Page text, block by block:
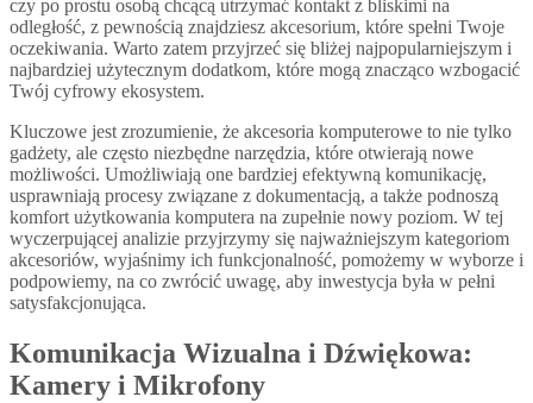
czy po prostu osobą chcącą utrzymać kontakt z bliskimi na
odległość, z pewnością znajdziesz akcesorium, które spełni Twoje
oczekiwania. Warto zatem przyjrzeć się bliżej najpopularniejszym i
najbardziej użytecznym dodatkom, które mogą znacząco wzbogacić
Twój cyfrowy ekosystem.
Kluczowe jest zrozumienie, że akcesoria komputerowe to nie tylko
gadżety, ale często niezbędne narzędzia, które otwierają nowe
możliwości. Umożliwiają one bardziej efektywną komunikację,
usprawniają procesy związane z dokumentacją, a także podnoszą
komfort użytkowania komputera na zupełnie nowy poziom. W tej
wyczerpującej analizie przyjrzymy się najważniejszym kategoriom
akcesoriów, wyjaśnimy ich funkcjonalność, pomożemy w wyborze i
podpowiemy, na co zwrócić uwagę, aby inwestycja była w pełni
satysfakcjonująca.
Komunikacja Wizualna i Dźwiękowa:
Kamery i Mikrofony